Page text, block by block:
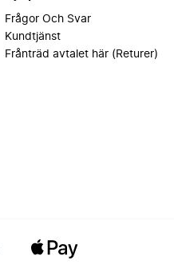
Frågor Och Svar
Kundtjänst
Frånträd avtalet här (Returer)